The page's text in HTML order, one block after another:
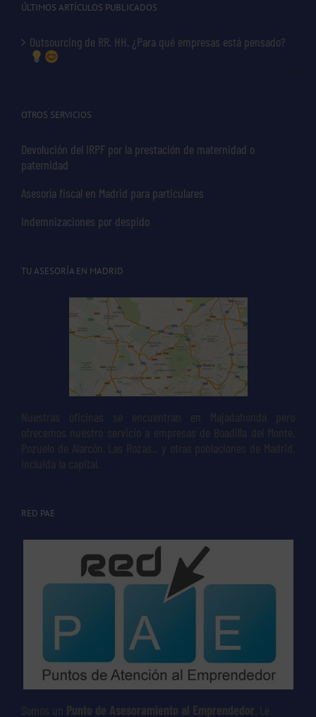
ÚLTIMOS ARTÍCULOS PUBLICADOS
Outsourcing de RR. HH. ¿Para qué empresas está pensado?
OTROS SERVICIOS
Devolución del IRPF por la prestación de maternidad o
paternidad
Asesoría fiscal en Madrid para particulares
Indemnizaciones por despido
TU ASESORÍA EN MADRID
Nuestras oficinas se encuentran en Majadahonda pero
ofrecemos nuestro servicio a empresas de Boadilla del Monte,
Pozuelo de Alarcón, Las Rozas... y otras poblaciones de Madrid,
incluida la capital.
RED PAE
Somos un Punto de Asesoramiento al Emprendedor . Le